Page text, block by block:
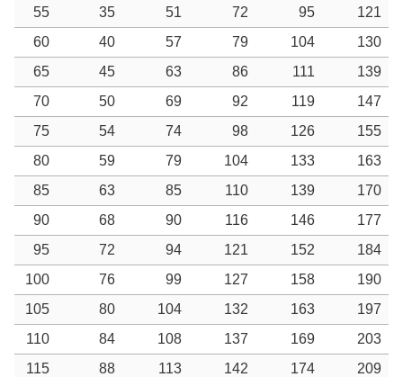
55 35 51 72 95
121
60
40 57 79 104
130
65
45 63 86 111
139
70
50 69 92 119
147
75
54 74 98 126
155
80
59 79 104 133
163
85
63 85 110 139
170
90
68 90 116 146
177
95
72 94 121 152
184
100
76 99 127 158
190
105
80 104 132 163
197
110
84 108 137 169
203
115
88 113 142 174
209